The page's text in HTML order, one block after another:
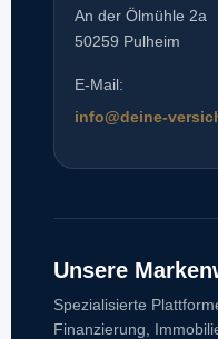
An der Ölmühle 2a
50259 Pulheim
E-Mail:
info@deine-
Unsere
Spezialisierte
Finanzierung,